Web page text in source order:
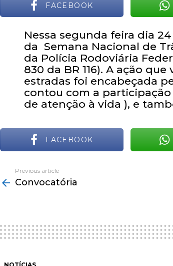
FACEBOOK
Nessa segunda feira dia
da Semana Nacional de
da Polícia Rodoviária
830 da BR 116). A ação
estradas foi encabeçada
contou com a participação
de atenção à vida ), e
FACEBOOK
more
Previous article
Convocatória